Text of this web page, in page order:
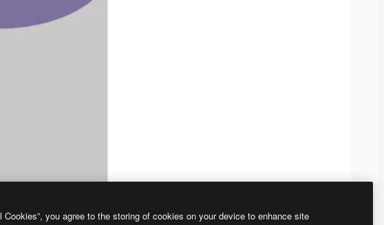
Cookies”, you agree to the storing of cookies on your device to enhance site